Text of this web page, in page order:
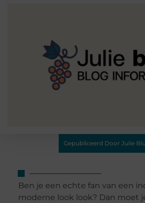
Gepubliceerd Door Julie
Ben je een echte fan van een
moderne look look? Dan moet